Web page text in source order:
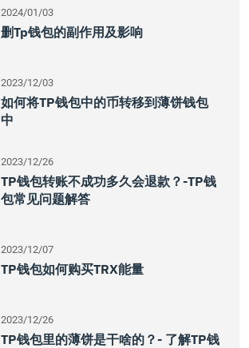
2024/01/03
删tp钱包的副作用及影响
2023/12/03
如何将TP钱包中的币转移到薄饼钱包
中
2023/12/26
TP钱包转账不成功多久会退款？-TP钱
包常见问题解答
2023/12/07
TP钱包如何购买TRX能量
2023/12/26
TP钱包里的薄饼是干啥的？- 了解TP钱